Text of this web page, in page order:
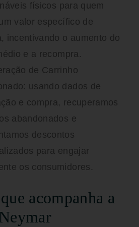
físicos para quem
valor específico de
incentivando o aumento do
e a recompra.
de Carrinho
usando dados de
e compra, recuperamos
abandonados e
descontos
para engajar
os consumidores.
acompanha a